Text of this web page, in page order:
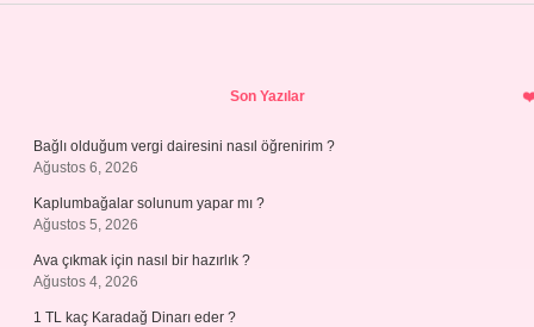
Son Yazılar
Bağlı olduğum vergi dairesini nasıl öğrenirim ?
Ağustos 6, 2026
Kaplumbağalar solunum yapar mı ?
Ağustos 5, 2026
Ava çıkmak için nasıl bir hazırlık ?
Ağustos 4, 2026
1 TL kaç Karadağ Dinarı eder ?